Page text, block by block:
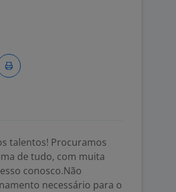
talentos! Procuramos
de tudo, com muita
conosco.Não
necessário para o